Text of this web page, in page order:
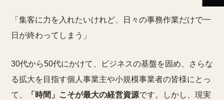
「集客に力を入れたいけれど、日々の事務作業だけで一
日が終わってしまう」
30代から50代にかけて、ビジネスの基盤を固め、さらな
る拡大を目指す個人事業主や小規模事業者の皆様にとっ
て、
「時間」こそが最大の経営資源です。しかし、現実